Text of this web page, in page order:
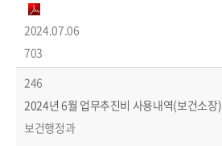
2024.07.06
703
246
2024년 6월 업무추진비 사용내역(보건소장)
보건행정과